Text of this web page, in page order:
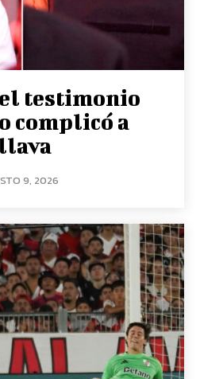
el testimonio
complicó a
9, 2026